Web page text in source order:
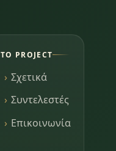
ΤΟ PROJECT
Σχετικά
Συντελεστές
Επικοινωνία